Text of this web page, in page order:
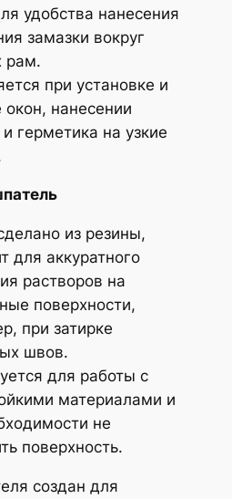
удобства нанесения
замазки вокруг
рам.
при установке и
окон, нанесении
герметика на узкие
из резины,
для аккуратного
растворов на
поверхности,
при затирке
швов.
для работы с
материалами и
не
поверхность.
создан для